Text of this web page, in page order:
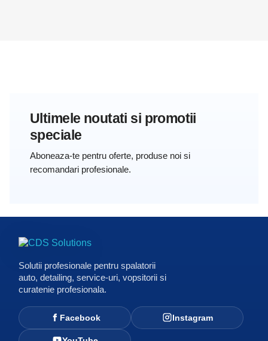
Ultimele noutati si promotii
speciale
Solutii profesionale pentru spalatorii
auto, detailing, service-uri, vopsitorii si
curatenie profesionala.
Facebook Instagram